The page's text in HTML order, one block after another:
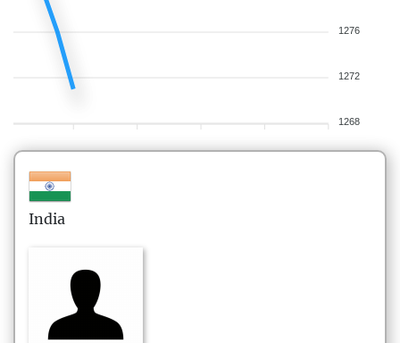
1276
1272
1268
India